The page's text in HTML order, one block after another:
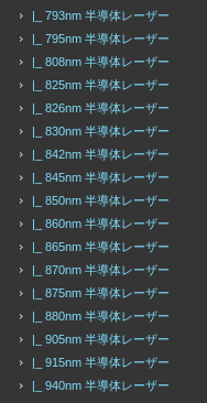
|_ 793nm 半導体レーザー
|_ 795nm 半導体レーザー
|_ 808nm 半導体レーザー
|_ 825nm 半導体レーザー
|_ 826nm 半導体レーザー
|_ 830nm 半導体レーザー
|_ 842nm 半導体レーザー
|_ 845nm 半導体レーザー
|_ 850nm 半導体レーザー
|_ 860nm 半導体レーザー
|_ 865nm 半導体レーザー
|_ 870nm 半導体レーザー
|_ 875nm 半導体レーザー
|_ 880nm 半導体レーザー
|_ 905nm 半導体レーザー
|_ 915nm 半導体レーザー
|_ 940nm 半導体レーザー